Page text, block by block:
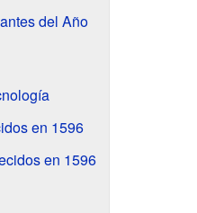
del Año
en 1596
en 1596